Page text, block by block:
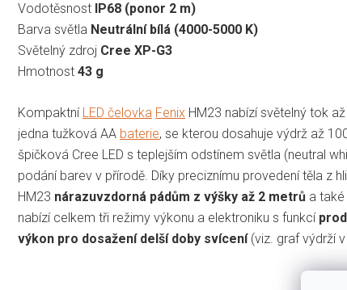
Vodotěsnost IP68 (ponor 2 m)
Barva světla Neutrální bílá (4000-5000 K)
Světelný zdroj Cree XP-G3
Hmotnost 43 g
Kompaktní LED čelovka Fenix HM23 nabízí světelný tok až
jedna tužková AA baterie, se kterou dosahuje výdrž až
špičková Cree LED s teplejším odstínem světla (neutral
podání barev v přírodě. Díky preciznímu provedení těla z
HM23 nárazuvzdorná pádům z výšky až 2 metrů a také
nabízí celkem tři režimy výkonu a elektroniku s funkcí
výkon pro dosažení delší doby svícení (viz. graf výdrží